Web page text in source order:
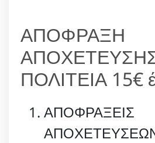
ΑΠΟΦΡΑΞΗ
ΠΟΛΙΤΕΙΑ 15€
ΑΠΟΦΡΑΞΕΙΣ